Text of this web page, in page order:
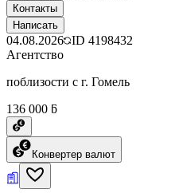
Контакты
Написать
04.08.2026 ID 4198432
Агентство
поблизости с г. Гомель
136 000 ƃ
Конвертер валют